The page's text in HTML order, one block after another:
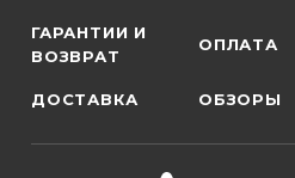
ГАРАНТИИ И
ВОЗВРАТ
ОПЛАТА
ДОСТАВКА ОБЗОРЫ